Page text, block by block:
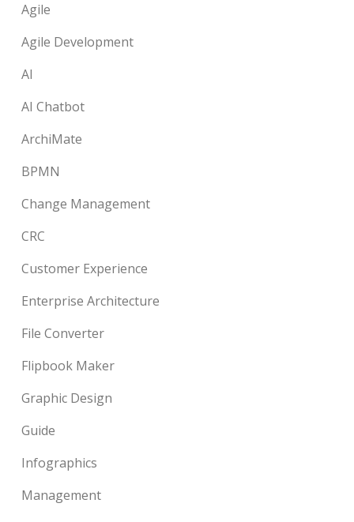
Agile
Agile Development
AI
AI Chatbot
ArchiMate
BPMN
Change Management
CRC
Customer Experience
Enterprise Architecture
File Converter
Flipbook Maker
Graphic Design
Guide
Infographics
Management